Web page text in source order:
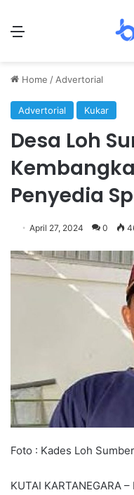
Menu
Home / Advertorial
Advertorial Kukar
Desa Loh
Penyedia
April 27, 2024 0
Foto : Kades Loh
KUTAI KARTANEGARA